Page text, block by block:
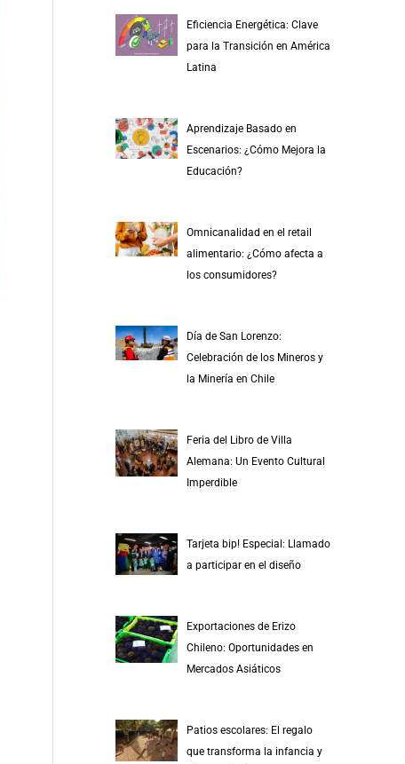
Eficiencia Energética: Clave
para la Transición en América
Latina
Aprendizaje Basado en
Escenarios: ¿Cómo Mejora la
Educación?
Omnicanalidad en el retail
alimentario: ¿Cómo afecta a
los consumidores?
Día de San Lorenzo:
Celebración de los Mineros y
la Minería en Chile
Feria del Libro de Villa
Alemana: Un Evento Cultural
Imperdible
Tarjeta bip! Especial: Llamado
a participar en el diseño
Exportaciones de Erizo
Chileno: Oportunidades en
Mercados Asiáticos
Patios escolares: El regalo
que transforma la infancia y